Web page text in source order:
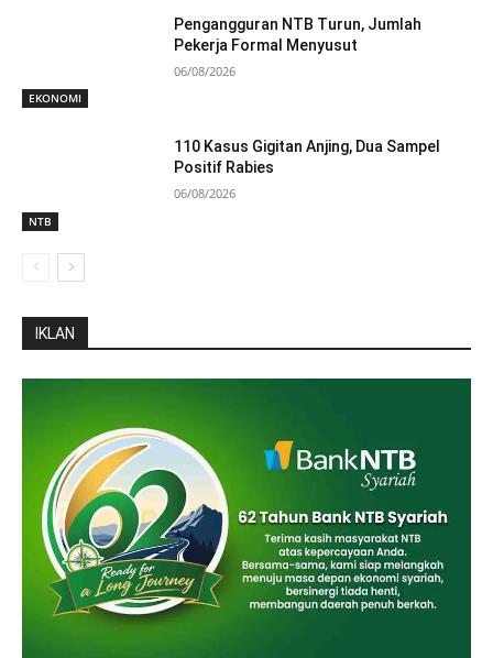
EKONOMI
Pengangguran NTB Turun, Jumlah
Pekerja Formal Menyusut
06/08/2026
NTB
110 Kasus Gigitan Anjing, Dua Sampel
Positif Rabies
06/08/2026
IKLAN